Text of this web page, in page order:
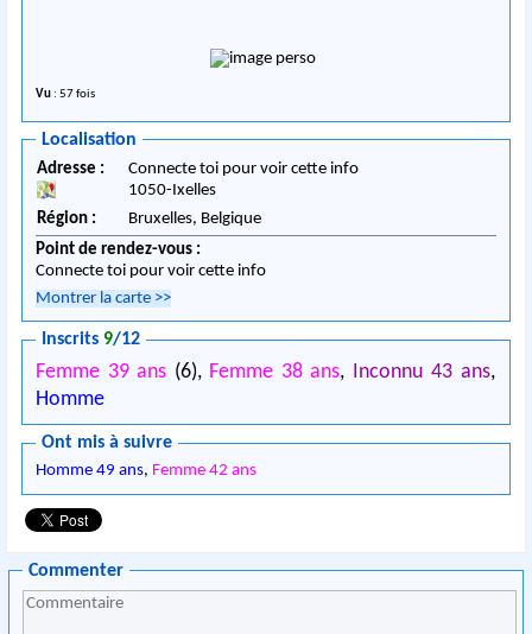
Vu : 57 fois
Localisation
Adresse :
Connecte toi pour voir cette info
1050-Ixelles
Région :
Bruxelles, Belgique
Point de rendez-vous :
Connecte toi pour voir cette info
Montrer la carte >>
Inscrits 9/12
Femme 39 ans (6), Femme 38 ans, Inconnu 43 ans,
Homme
Ont mis à suivre
Homme 49 ans, Femme 42 ans
Commenter